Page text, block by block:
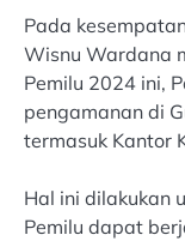
Pada
Wisnu Wardana
Pemilu 2024 ini,
pengamanan di
termasuk Kantor
Hal ini dilakukan
Pemilu dapat